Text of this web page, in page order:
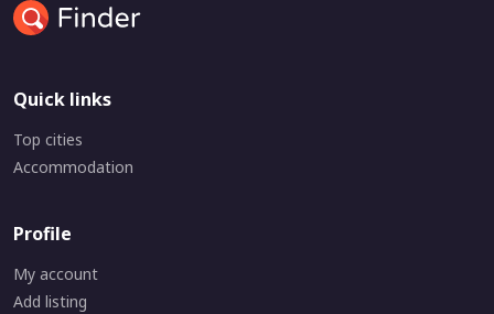
Quick links
Top cities
Accommodation
Profile
My account
Add listing